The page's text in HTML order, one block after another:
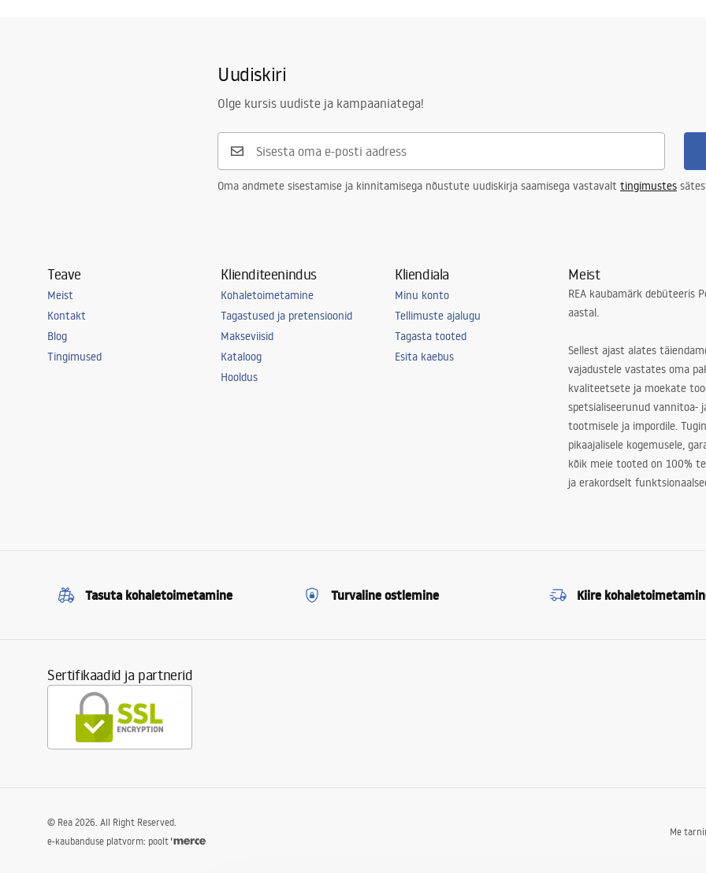
Uudiskiri
Olge kursis uudiste ja kampaaniatega!
Oma andmete sisestamise ja kinnitamisega nõustute uudiskirja saamisega vastavalt tingimustes
Teave
Meist
Kontakt
Blog
Tingimused
Klienditeenindus
Kohaletoimetamine
Tagastused ja pretensioonid
Makseviisid
Kataloog
Hooldus
Kliendiala
Minu konto
Tellimuste ajalugu
Tagasta tooted
Esita kaebus
Meist
REA kaubamärk debüteeris
aastal.
Sellest ajast alates
vajadustele vastates oma
kvaliteetsete ja moekate
spetsialiseerunud vannitoa-
tootmisele ja impordile.
pikaajalisele kogemusele,
kõik meie tooted on 100%
ja erakordselt
Tasuta kohaletoimetamine Turvaline ostlemine Kiire
Sertifikaadid ja partnerid
Me
© Rea 2026. All Right Reserved.
e-kaubanduse platvorm: poolt